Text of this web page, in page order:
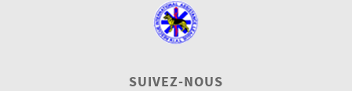
SUIVEZ-NOUS